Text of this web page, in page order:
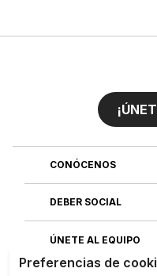
CONÓCENOS
DEBER SOCIAL
ÚNETE AL EQUIPO